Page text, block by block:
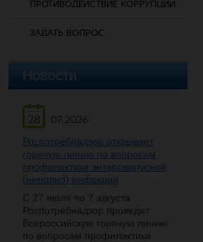
ПРОТИВОДЕЙСТВИЕ КОРРУПЦИИ
ЗАДАТЬ ВОПРОС
Новости
28
07.2026
Роспотребнадзор открывает
горячую линию по вопросам
профилактики энтеровирусной
(неполио) инфекции
С 27 июля по 7 августа
Роспотребнадзор проведет
Всероссийскую горячую линию
по вопросам профилактики